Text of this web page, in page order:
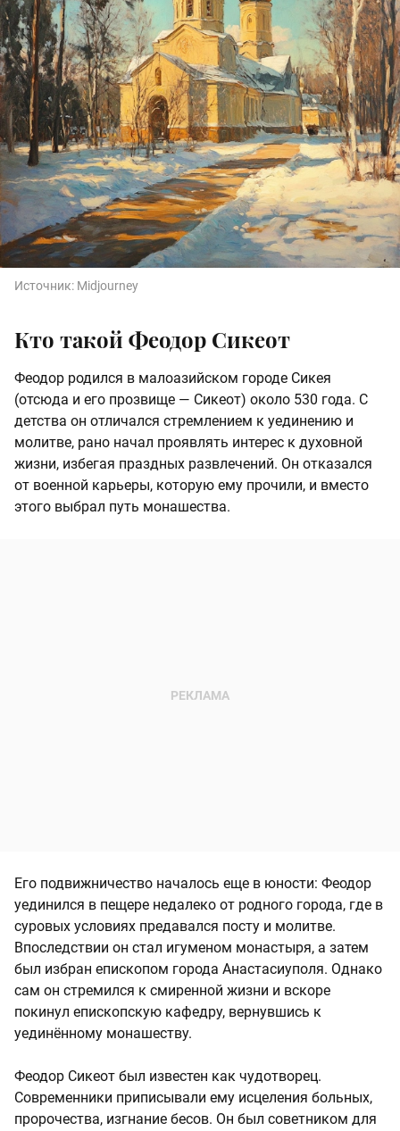
Источник: Midjourney
Кто такой Феодор Сикеот
Феодор родился в малоазийском городе Сикея
(отсюда и его прозвище — Сикеот) около 530 года. С
детства он отличался стремлением к уединению и
молитве, рано начал проявлять интерес к духовной
жизни, избегая праздных развлечений. Он отказался
от военной карьеры, которую ему прочили, и вместо
этого выбрал путь монашества.
Его подвижничество началось еще в юности: Феодор
уединился в пещере недалеко от родного города, где в
суровых условиях предавался посту и молитве.
Впоследствии он стал игуменом монастыря, а затем
был избран епископом города Анастасиуполя. Однако
сам он стремился к смиренной жизни и вскоре
покинул епископскую кафедру, вернувшись к
уединённому монашеству.
Феодор Сикеот был известен как чудотворец.
Современники приписывали ему исцеления больных,
пророчества, изгнание бесов. Он был советником для